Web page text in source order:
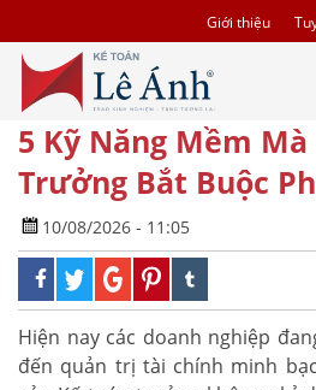
Giới thiệu
5 Kỹ Năng Mềm Mà
Trưởng Bắt Buộc
10/08/2026 - 11:05
Hiện nay các doanh nghiệp
đến quản trị tài chính minh